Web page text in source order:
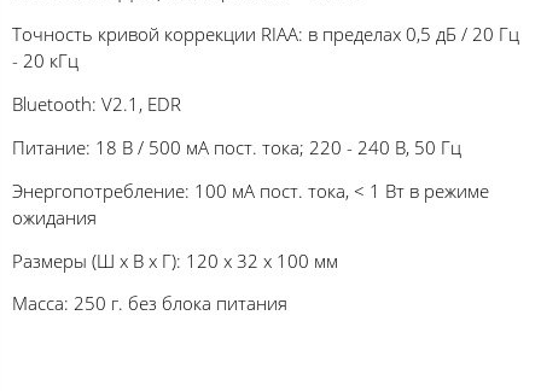
Точность кривой коррекции RIAA: в пределах 0,5 дБ / 20 Гц
- 20 кГц
Bluetooth: V2.1, EDR
Питание: 18 В / 500 мА пост. тока; 220 - 240 В, 50 Гц
Энергопотребление: 100 мA пост. тока, < 1 Вт в режиме
ожидания
Размеры (Ш х В х Г): 120 x 32 x 100 мм
Масса: 250 г. без блока питания